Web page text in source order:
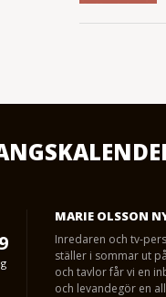
MARIE OLSSON
Inredaren och tv-
ställer i sommar ut
och tavlor får vi en
och levandegör en